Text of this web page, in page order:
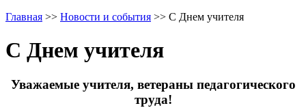
Главная >> Новости и события >> С Днем учителя
С Днем учителя
Уважаемые учителя, ветераны педагогического
труда!